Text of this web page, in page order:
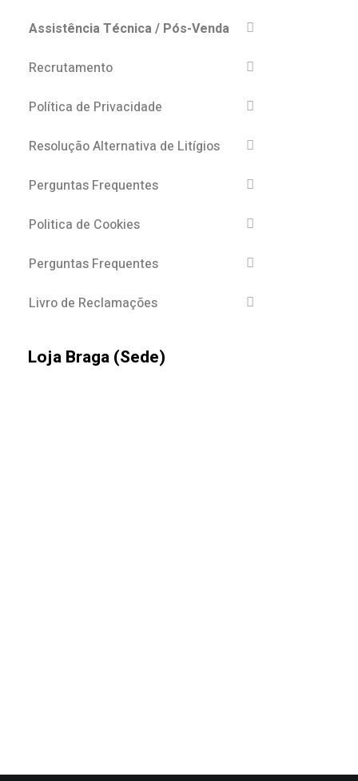
Assistência Técnica / Pós-Venda
Recrutamento
Política de Privacidade
Resolução Alternativa de Litígios
Perguntas Frequentes
Politica de Cookies
Perguntas Frequentes
Livro de Reclamações
Loja Braga (Sede)